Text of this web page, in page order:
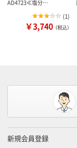
AD4723≪塩分…
(1)
￥3,740 （税込）
新規会員登録